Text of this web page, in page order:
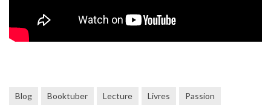
Blog Booktuber Lecture Livres Passion